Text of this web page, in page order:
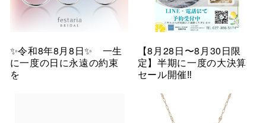
✨令和8年8月8日✨ 一生
に一度の日に永遠の約束
を
【8月28日〜8月30日限
定】半期に一度の大決算
セール開催‼︎